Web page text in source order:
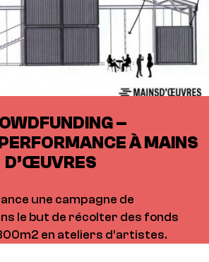
–
À MAINS
D’ŒUVRES
une campagne de
le but de récolter des fonds
en ateliers d’artistes.